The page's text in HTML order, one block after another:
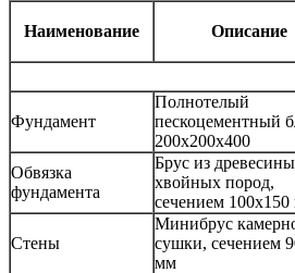
Наименование Описание
Фундамент
Полнотелый
пескоцементный
200х200х400
Обвязка
фундамента
Брус из древесины
хвойных пород,
сечением
Стены
Минибрус
сушки, сечением
мм